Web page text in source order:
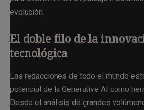
evolución.
El doble filo de la
tecnológica
Las redacciones de todo el mundo
potencial de la Generative AI como
Desde el análisis de grandes